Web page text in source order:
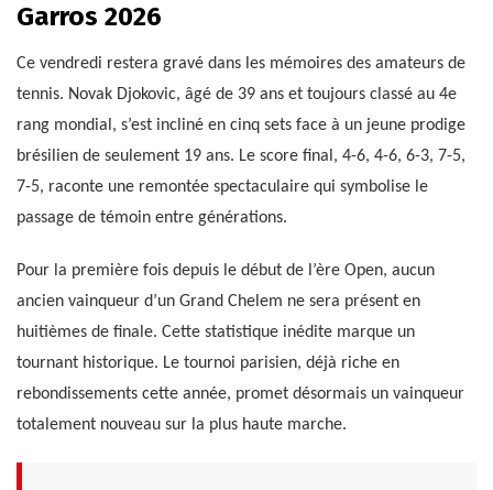
Garros 2026
Ce vendredi restera gravé dans les mémoires des amateurs de
tennis. Novak Djokovic, âgé de 39 ans et toujours classé au 4e
rang mondial, s’est incliné en cinq sets face à un jeune prodige
brésilien de seulement 19 ans. Le score final, 4-6, 4-6, 6-3, 7-5,
7-5, raconte une remontée spectaculaire qui symbolise le
passage de témoin entre générations.
Pour la première fois depuis le début de l’ère Open, aucun
ancien vainqueur d’un Grand Chelem ne sera présent en
huitièmes de finale. Cette statistique inédite marque un
tournant historique. Le tournoi parisien, déjà riche en
rebondissements cette année, promet désormais un vainqueur
totalement nouveau sur la plus haute marche.